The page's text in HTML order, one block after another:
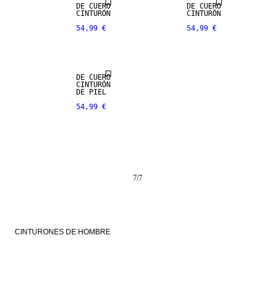
DE CUERO
CINTURÓN
54,99 €
DE CUERO
CINTURÓN
54,99 €
AUTÉNTICO
PREMIUM
DE CUERO
CINTURÓN
DE PIEL
54,99 €
7/7
CINTURONES DE HOMBRE